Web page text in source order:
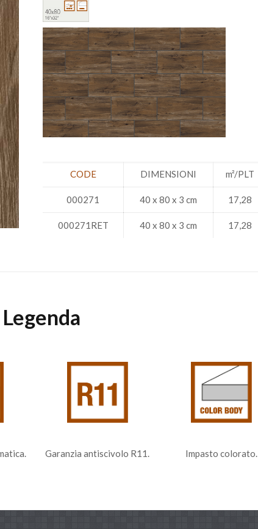
CODE DIMENSIONI m²/PLT
000271 40 x 80 x 3 cm 17,28
000271RET 40 x 80 x 3 cm 17,28
Garanzia antiscivolo R11. Impasto colorato.